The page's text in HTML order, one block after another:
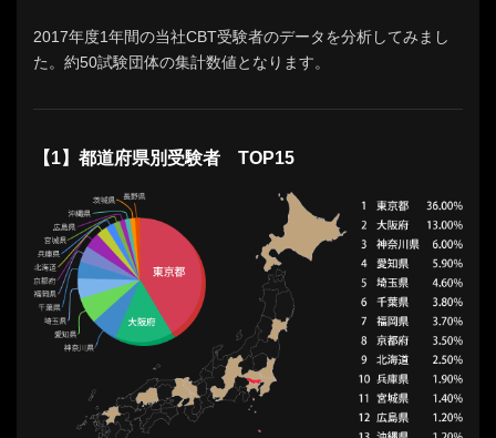
2017年度1年間の当社CBT受験者のデータを分析してみまし
た。約50試験団体の集計数値となります。
【1】都道府県別受験者 TOP15